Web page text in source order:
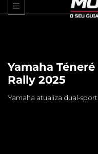
Yamaha
Rally 2025
Yamaha atualiza dual-